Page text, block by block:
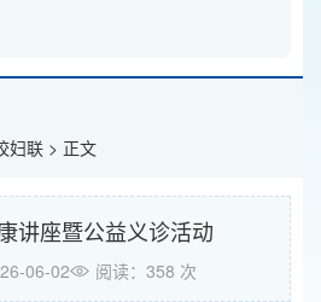
妇联 > 正文
讲座暨公益义诊活动
06-02 阅读： 358 次